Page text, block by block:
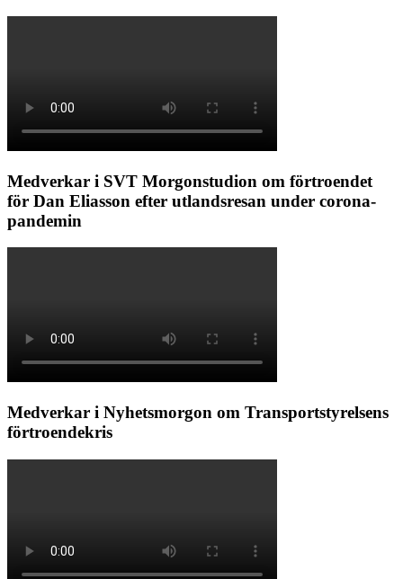
Medverkar i SVT Morgonstudion om förtroendet
för Dan Eliasson efter utlandsresan under corona-
pandemin
Medverkar i Nyhetsmorgon om Transportstyrelsens
förtroendekris